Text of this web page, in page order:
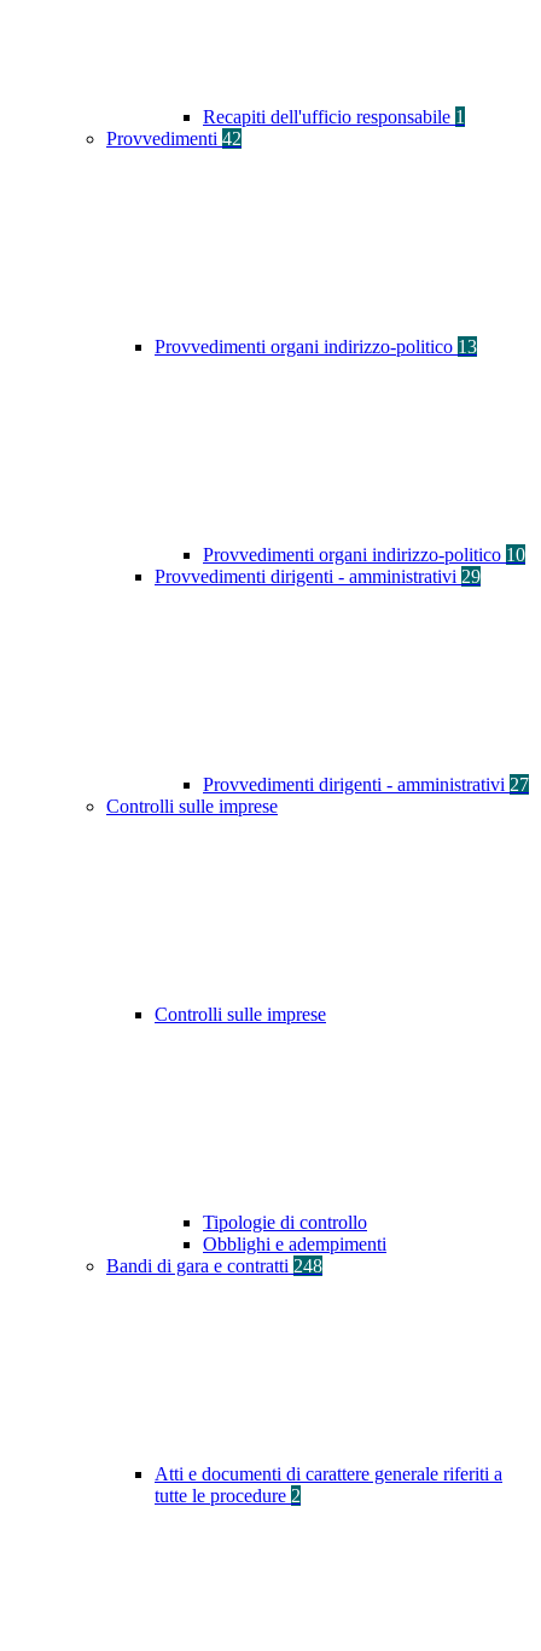
Recapiti dell'ufficio responsabile 1
Provvedimenti 42
Provvedimenti organi indirizzo-politico 13
Provvedimenti organi indirizzo-politico 10
Provvedimenti dirigenti - amministrativi 29
Provvedimenti dirigenti - amministrativi 27
Controlli sulle imprese
Controlli sulle imprese
Tipologie di controllo
Obblighi e adempimenti
Bandi di gara e contratti 248
Atti e documenti di carattere generale riferiti a
tutte le procedure 2